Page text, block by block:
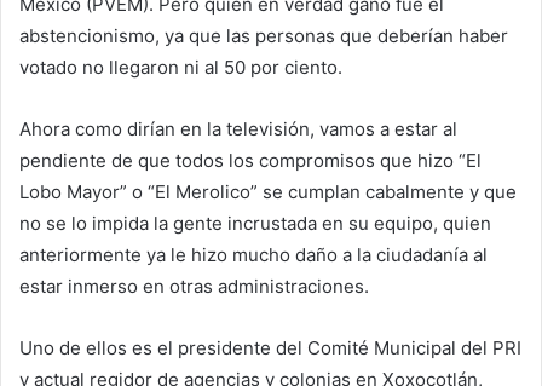
abstencionismo, ya que las personas que deberían haber
votado no llegaron ni al 50 por ciento.
Ahora como dirían en la televisión, vamos a estar al
pendiente de que todos los compromisos que hizo “El
Lobo Mayor” o “El Merolico” se cumplan cabalmente y que
no se lo impida la gente incrustada en su equipo, quien
anteriormente ya le hizo mucho daño a la ciudadanía al
estar inmerso en otras administraciones.
Uno de ellos es el presidente del Comité Municipal del PRI
y actual regidor de agencias y colonias en Xoxocotlán,